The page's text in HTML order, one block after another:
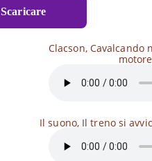
Scaricare
Clacson, Cavalcando
motore
Il suono, Il treno si